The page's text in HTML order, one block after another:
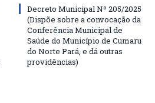
Decreto Municipal Nº 205/2025
(Dispõe sobre a convocação da
Conferência Municipal de
Saúde do Município de Cumaru
do Norte Pará, e dá outras
providências)